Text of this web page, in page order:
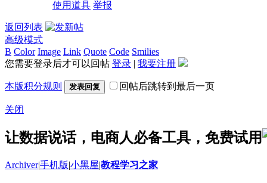
使用道具 举报
返回列表
高级模式
B Color Image Link Quote Code Smilies
您需要登录后才可以回帖 登录 | 我要注册
本版积分规则 发表回复 回帖后跳转到最后一页
关闭
让数据说话，电商人必备工具，免费试用
Archiver|手机版|小黑屋|教程学习之家